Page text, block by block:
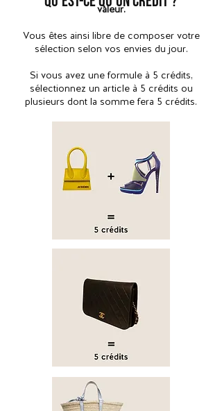
valeur.
Vous êtes ainsi libre de composer votre
sélection selon vos envies du jour.
Si vous avez une formule à 5 crédits,
sélectionnez un article à 5 crédits ou
plusieurs dont la somme fera 5 crédits.